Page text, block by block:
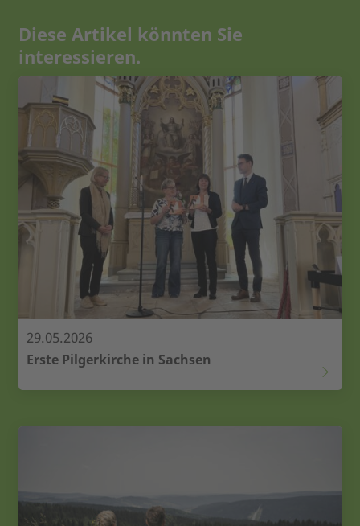
Diese Artikel könnten Sie
interessieren.
29.05.2026
Erste Pilgerkirche in Sachsen